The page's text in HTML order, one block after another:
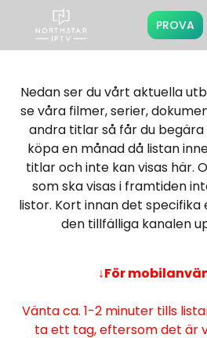
PROVA
Nedan ser du vårt aktuella
se våra filmer, serier,
andra titlar så får du
köpa en månad då listan
titlar och inte kan visas här.
som ska visas i framtiden
listor. Kort innan det
den tillfälliga kanalen
↓För
Vänta ca. 1-2 minuter tills
ta ett tag, eftersom det är